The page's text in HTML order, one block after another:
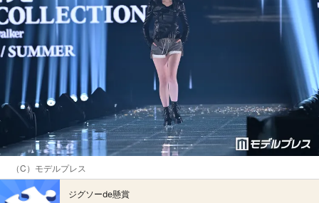
（C）モデルプレス
ジグソーde懸賞